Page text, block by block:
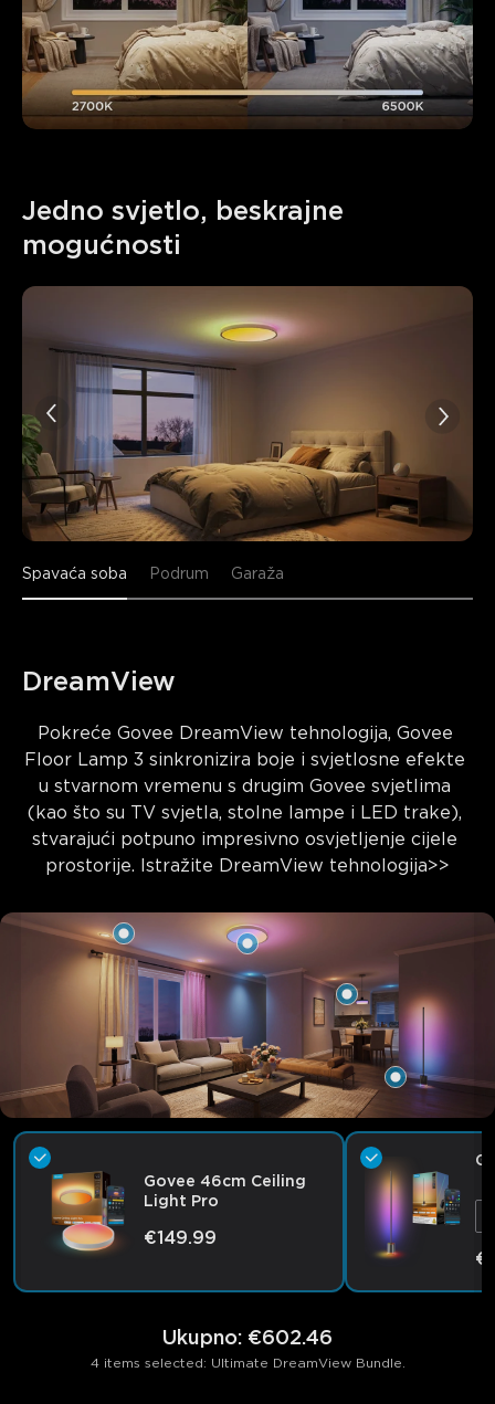
Jedno svjetlo, beskrajne
mogućnosti
Spavaća soba Podrum Garaža
DreamView
Pokreće Govee DreamView tehnologija, Govee
Floor Lamp 3 sinkronizira boje i svjetlosne efekte
u stvarnom vremenu s drugim Govee svjetlima
(kao što su TV svjetla, stolne lampe i LED trake),
stvarajući potpuno impresivno osvjetljenje cijele
prostorije. Istražite DreamView tehnologija>>
Govee 46cm Ceiling
Light Pro
€149.99
Ukupno: €602.46
4 items selected: Ultimate DreamView Bundle.
close